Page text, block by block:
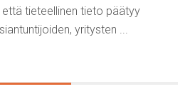
tieteellinen tieto päätyy
yritysten ...